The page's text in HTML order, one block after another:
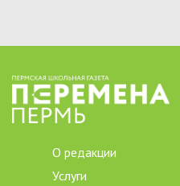
О редакции
Услуги